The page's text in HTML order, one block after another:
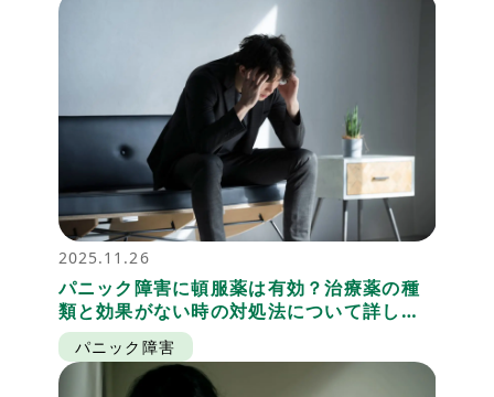
2025.11.26
パニック障害に頓服薬は有効？治療薬の種
類と効果がない時の対処法について詳しく
解説
パニック障害